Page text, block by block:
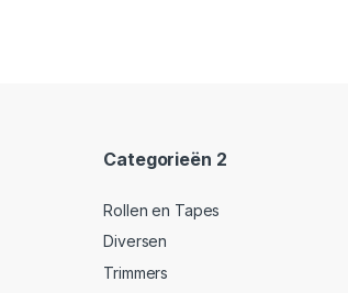
Categorieën 2
Rollen en Tapes
Diversen
Trimmers